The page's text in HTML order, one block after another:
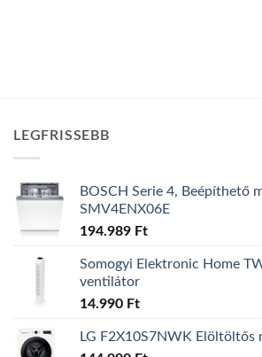
LEGFRISSEBB
BOSCH Serie 4, Beépíthető
SMV4ENX06E
194.989 Ft
Somogyi Elektronic Home
ventilátor
14.990 Ft
LG F2X10S7NWK Elöltöltős